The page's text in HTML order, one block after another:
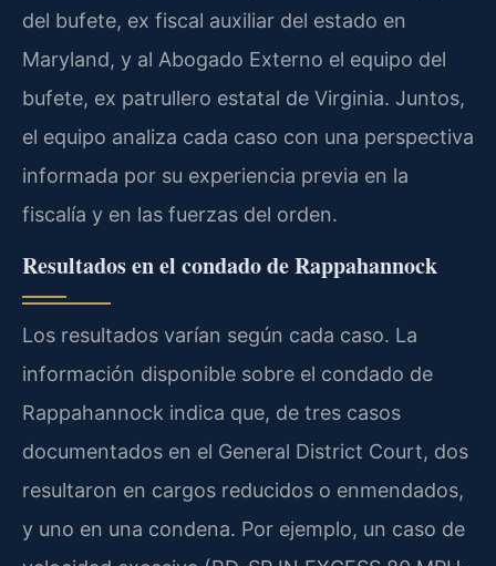
del bufete, ex fiscal auxiliar del estado en
Maryland, y al Abogado Externo el equipo del
bufete, ex patrullero estatal de Virginia. Juntos,
el equipo analiza cada caso con una perspectiva
informada por su experiencia previa en la
fiscalía y en las fuerzas del orden.
Resultados en el condado de Rappahannock
Los resultados varían según cada caso. La
información disponible sobre el condado de
Rappahannock indica que, de tres casos
documentados en el General District Court, dos
resultaron en cargos reducidos o enmendados,
y uno en una condena. Por ejemplo, un caso de